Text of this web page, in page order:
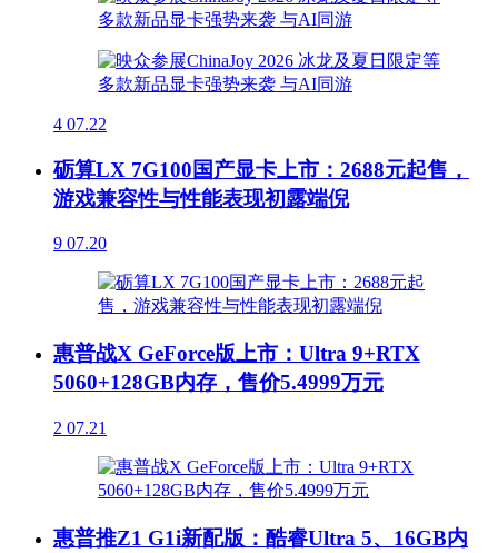
4 07.22
砺算LX 7G100国产显卡上市：2688元起售，
游戏兼容性与性能表现初露端倪
9 07.20
惠普战X GeForce版上市：Ultra 9+RTX
5060+128GB内存，售价5.4999万元
2 07.21
惠普推Z1 G1i新配版：酷睿Ultra 5、16GB内